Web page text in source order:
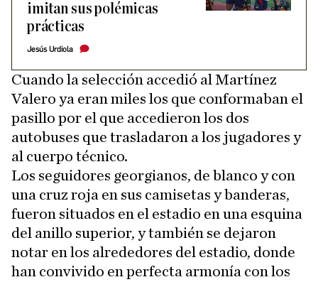
imitan sus polémicas
prácticas
Jesús Urdiola
Cuando la selección accedió al Martínez
Valero ya eran miles los que conformaban el
pasillo por el que accedieron los dos
autobuses que trasladaron a los jugadores y
al cuerpo técnico.
Los seguidores georgianos, de blanco y con
una cruz roja en sus camisetas y banderas,
fueron situados en el estadio en una esquina
del anillo superior, y también se dejaron
notar en los alrededores del estadio, donde
han convivido en perfecta armonía con los